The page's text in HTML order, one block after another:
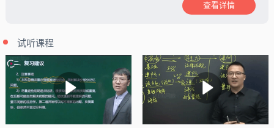
查看详情
试听课程